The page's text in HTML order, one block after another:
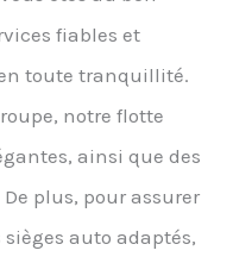
fiables et
toute tranquillité.
notre flotte
ainsi que des
plus, pour assurer
auto adaptés,